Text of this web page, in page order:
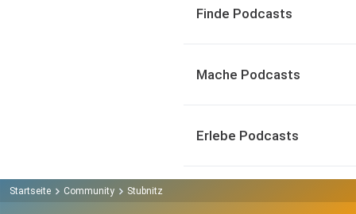
Finde Podcasts
Mache Podcasts
Erlebe Podcasts
Startseite Community Stubnitz